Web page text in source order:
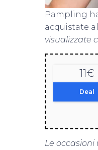
Pampling
acquistate
visualizzate
11€
Deal
Le